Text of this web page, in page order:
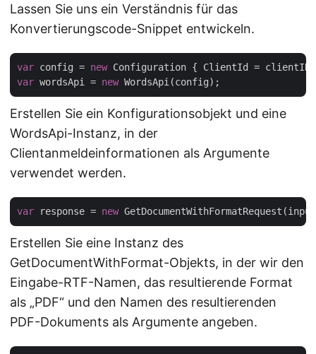
Lassen Sie uns ein Verständnis für das
Konvertierungscode-Snippet entwickeln.
var config = new
var wordsApi = new
Erstellen Sie ein Konfigurationsobjekt und eine
WordsApi-Instanz, in der
Clientanmeldeinformationen als Argumente
verwendet werden.
var response = new
Erstellen Sie eine Instanz des
GetDocumentWithFormat-Objekts, in der wir den
Eingabe-RTF-Namen, das resultierende Format
als „PDF“ und den Namen des resultierenden
PDF-Dokuments als Argumente angeben.